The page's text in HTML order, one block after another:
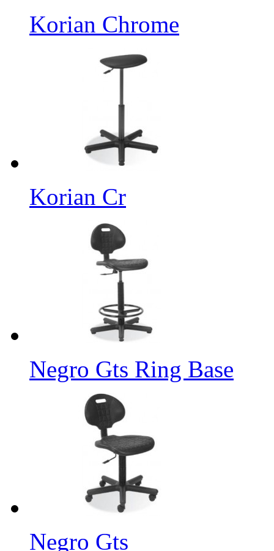
Korian Chrome
Korian Cr
Negro Gts Ring Base
Negro Gts